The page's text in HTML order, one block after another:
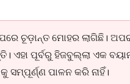
ଚୂଡ଼ାନ୍ତ ମୋହର ଲାଗିଛି।
ଏହା ପୂର୍ବରୁ ହିଜବୁଲ୍ଲା ଏକ
ସମ୍ପୂର୍ଣ୍ଣ ପାଳନ କରି ନାହିଁ।